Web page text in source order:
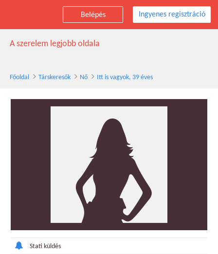
Belépés Ingyenes regisztráció
Itt is vagyok társkereső nő, 39 éves
A szerelem legjobb oldala
Főoldal Társkeresők Nő Itt is vagyok, 39 éves
Stati küldés